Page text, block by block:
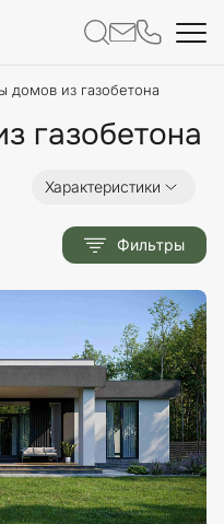
домов из газобетона
газобетона
Характеристики
Фильтры